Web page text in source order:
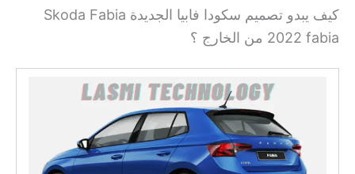
كيف يبدو تصميم سكودا فابيا الجديدة Skoda Fabia
2022 fabia من الخارج ؟